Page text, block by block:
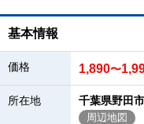
基本情報
価格 1,890〜
所在地 千葉県野田
周辺地図